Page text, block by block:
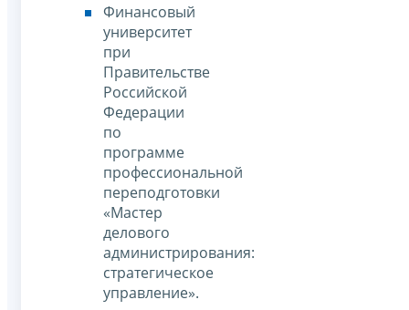
Финансовый
университет
при
Правительстве
Российской
Федерации
по
программе
профессиональной
переподготовки
«Мастер
делового
администрирования:
стратегическое
управление».